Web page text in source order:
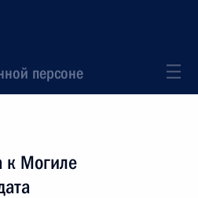
персоне
к Могиле